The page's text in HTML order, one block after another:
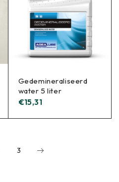
Gedemineraliseerd
water 5 liter
€15,31
3